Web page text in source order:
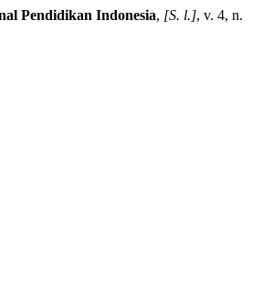
Pendidikan Indonesia, [S. l.], v. 4, n.